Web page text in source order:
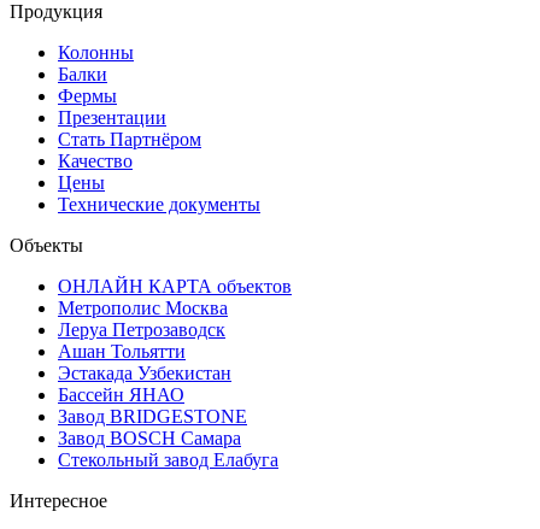
Продукция
Колонны
Балки
Фермы
Презентации
Стать Партнёром
Качество
Цены
Технические документы
Объекты
ОНЛАЙН КАРТА объектов
Метрополис Москва
Леруа Петрозаводск
Ашан Тольятти
Эстакада Узбекистан
Бассейн ЯНАО
Завод BRIDGESTONE
Завод BOSCH Самара
Стекольный завод Елабуга
Интересное